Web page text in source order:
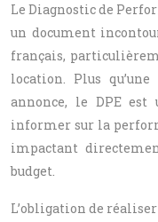
Le Diagnostic de
un document
français,
location. Plus
annonce, le DPE
informer sur la
impactant
budget.
L’obligation de